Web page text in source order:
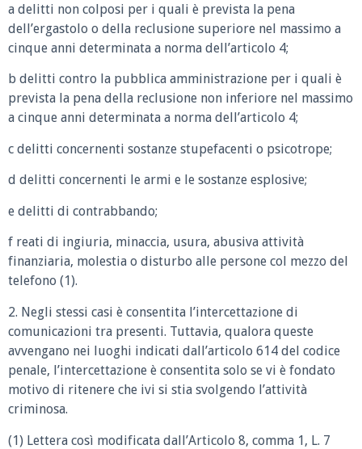
a delitti non colposi per i quali è prevista la pena
dell’ergastolo o della reclusione superiore nel massimo a
cinque anni determinata a norma dell’articolo 4;
b delitti contro la pubblica amministrazione per i quali è
prevista la pena della reclusione non inferiore nel massimo
a cinque anni determinata a norma dell’articolo 4;
c delitti concernenti sostanze stupefacenti o psicotrope;
d delitti concernenti le armi e le sostanze esplosive;
e delitti di contrabbando;
f reati di ingiuria, minaccia, usura, abusiva attività
finanziaria, molestia o disturbo alle persone col mezzo del
telefono (1).
2. Negli stessi casi è consentita l’intercettazione di
comunicazioni tra presenti. Tuttavia, qualora queste
avvengano nei luoghi indicati dall’articolo 614 del codice
penale, l’intercettazione è consentita solo se vi è fondato
motivo di ritenere che ivi si stia svolgendo l’attività
criminosa.
(1) Lettera così modificata dall’Articolo 8, comma 1, L. 7